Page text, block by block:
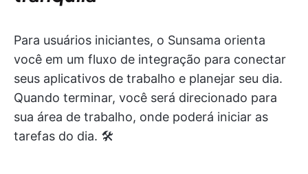
Para usuários iniciantes, o Sunsama orienta
você em um fluxo de integração para conectar
seus aplicativos de trabalho e planejar seu dia.
Quando terminar, você será direcionado para
sua área de trabalho, onde poderá iniciar as
tarefas do dia. 🛠️